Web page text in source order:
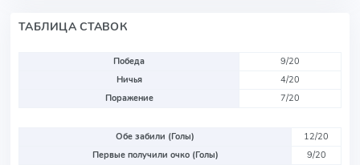
ТАБЛИЦА СТАВОК
Победа
9/20
Ничья
4/20
Поражение
7/20
Обе забили (Голы)
12/20
Первые получили очко (Голы)
9/20